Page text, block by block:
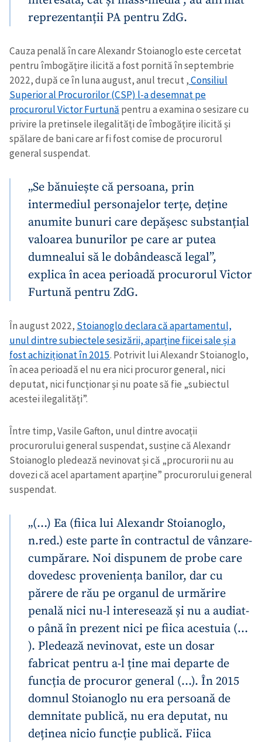
reprezentanții PA pentru ZdG.
Cauza penală în care Alexandr Stoianoglo este cercetat
pentru îmbogățire ilicită a fost pornită în septembrie
2022, după ce în luna august, anul trecut ,Consiliul
Superior al Procurorilor (CSP) l-a desemnat pe
procurorul Victor Furtună pentru a examina o sesizare cu
privire la pretinsele ilegalități de îmbogățire ilicită și
spălare de bani care ar fi fost comise de procurorul
general suspendat.
„Se bănuiește că persoana, prin
intermediul personajelor terțe, deține
anumite bunuri care depășesc substanțial
valoarea bunurilor pe care ar putea
dumnealui să le dobândească legal”,
explica în acea perioadă procurorul Victor
Furtună pentru ZdG.
În august 2022, Stoianoglo declara că apartamentul,
unul dintre subiectele sesizării, aparține fiicei sale și a
fost achiziționat în 2015. Potrivit lui Alexandr Stoianoglo,
în acea perioadă el nu era nici procuror general, nici
deputat, nici funcționar și nu poate să fie „subiectul
acestei ilegalități”.
Între timp, Vasile Gafton, unul dintre avocații
procurorului general suspendat, susține că Alexandr
Stoianoglo pledează nevinovat și că „procurorii nu au
dovezi că acel apartament aparține” procurorului general
suspendat.
„(…) Ea (fiica lui Alexandr Stoianoglo,
n.red.) este parte în contractul de vânzare-
cumpărare. Noi dispunem de probe care
dovedesc proveniența banilor, dar cu
părere de rău pe organul de urmărire
penală nici nu-l interesează și nu a audiat-
o până în prezent nici pe fiica acestuia (…
). Pledează nevinovat, este un dosar
fabricat pentru a-l ține mai departe de
funcția de procuror general (…). În 2015
domnul Stoianoglo nu era persoană de
demnitate publică, nu era deputat, nu
deținea nicio funcție publică. Fiica